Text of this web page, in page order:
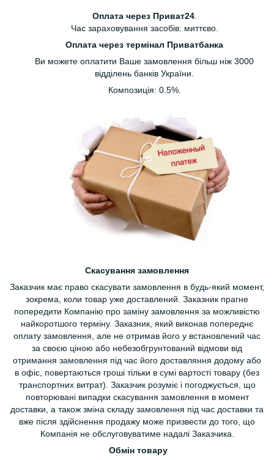
Оплата через Приват24.
Час зараховування засобів: миттєво.
Оплата через термінал Приватбанка
Ви можете оплатити Ваше замовлення більш ніж 3000
відділень банків України.
Композиція: 0.5%.
Скасування замовлення
Заказчик має право скасувати замовлення в будь-який момент,
зокрема, коли товар уже доставлений. Заказник прагне
попередити Компанію про заміну замовлення за можливістю
найкоротшого терміну. Заказник, який виконав попереднє
оплату замовлення, але не отримав його у встановлений час
за своєю ціною або небезобгрунтований відмови від
отримання замовлення під час його доставляння додому або
в офіс, повертаються гроші тільки в сумі вартості товару (без
транспортних витрат). Заказчик розуміє і погоджується, що
повторювані випадки скасування замовлення в момент
доставки, а також зміна складу замовлення під час доставки та
вже після здійснення продажу може призвести до того, що
Компанія не обслуговуватиме надалі Заказчика.
Обмін товару